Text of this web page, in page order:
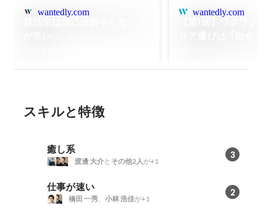
wantedly.com wantedly.com
スキルと特徴
癒し系 3
渡邊 大介と その他2人が+1
仕事が速い 2
橋田 一秀、 小林 浩佳が+1